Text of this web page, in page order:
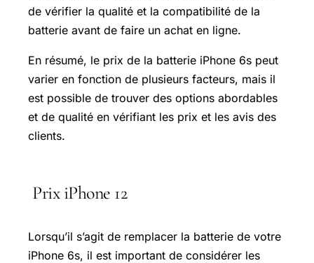
de vérifier la qualité et la compatibilité de la
batterie avant de faire un achat en ligne.
En résumé, le prix de la batterie iPhone 6s peut
varier en fonction de plusieurs facteurs, mais il
est possible de trouver des options abordables
et de qualité en vérifiant les prix et les avis des
clients.
Prix iPhone 12
Lorsqu’il s’agit de remplacer la batterie de votre
iPhone 6s, il est important de considérer les